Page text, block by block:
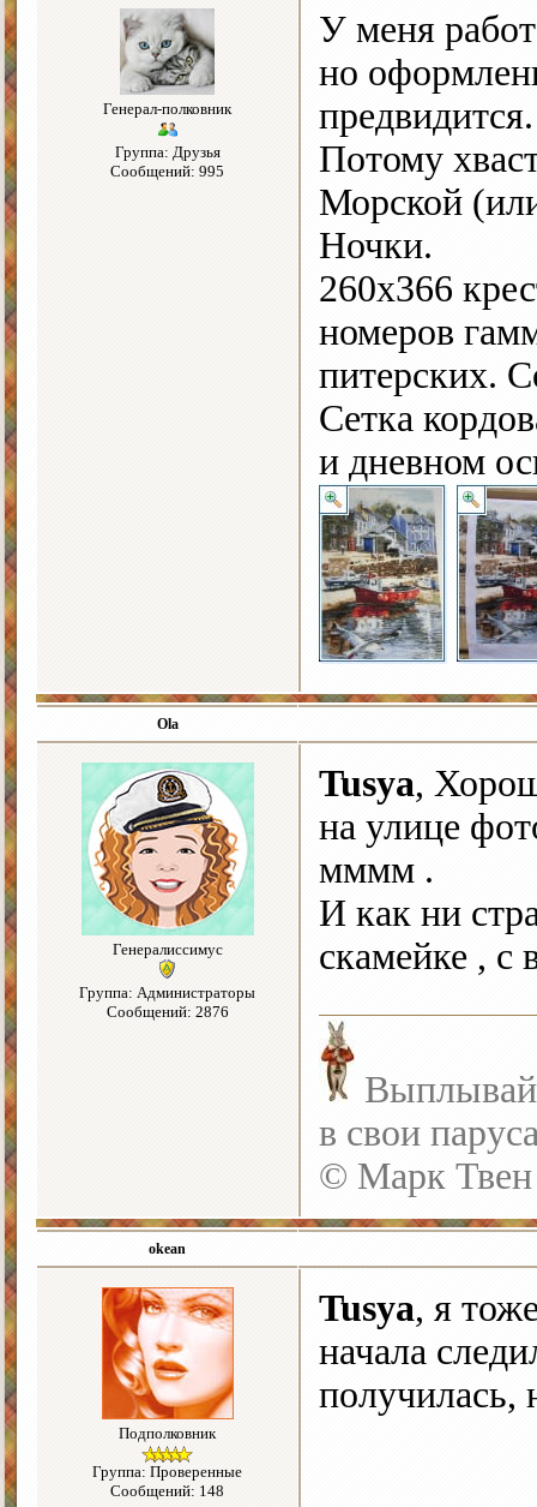
Генерал-полковник
Группа: Друзья
Сообщений: 995
У меня
но
Потому
Морской
Ночки.
260х366
номеров
питерских.
Сетка
и дневном
Ola
Генералиссимус
Группа: Администраторы
Сообщений: 2876
Tusya,
на улице
мммм .
И как ни
скамейке , с
в свои
© Марк Твен
okean
Подполковник
Группа: Проверенные
Сообщений: 148
Tusya, я
начала
получилась,